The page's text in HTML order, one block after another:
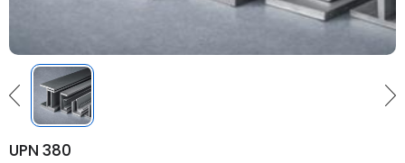
UPN 380